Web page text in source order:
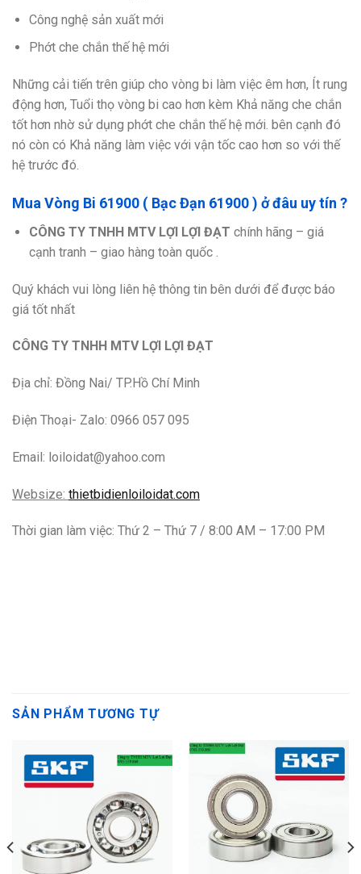
Công nghệ sản xuất mới
Phớt che chắn thế hệ mới
Những cải tiến trên giúp cho vòng bi làm việc êm hơn, Ít rung
động hơn, Tuổi thọ vòng bi cao hơn kèm Khả năng che chắn
tốt hơn nhờ sử dụng phớt che chắn thế hệ mới. bên cạnh đó
nó còn có Khả năng làm việc với vận tốc cao hơn so với thế
hệ trước đó.
Mua Vòng Bi 61900 ( Bạc Đạn 61900 ) ở đâu uy tín ?
CÔNG TY TNHH MTV LỢI LỢI ĐẠT chính hãng – giá
cạnh tranh – giao hàng toàn quốc .
Quý khách vui lòng liên hệ thông tin bên dưới để được báo
giá tốt nhất
CÔNG TY TNHH MTV LỢI LỢI ĐẠT
Địa chỉ: Đồng Nai/ TP.Hồ Chí Minh
Điện Thoại- Zalo: 0966 057 095
Email: loiloidat@yahoo.com
Websize: thietbidienloiloidat.com
Thời gian làm việc: Thứ 2 – Thứ 7 / 8:00 AM – 17:00 PM
SẢN PHẨM TƯƠNG TỰ